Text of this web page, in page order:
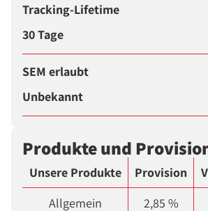
Tracking-Lifetime
30 Tage
SEM erlaubt
Unbekannt
Produkte und
Unsere Produkte Provision
Allgemein
2,85 %